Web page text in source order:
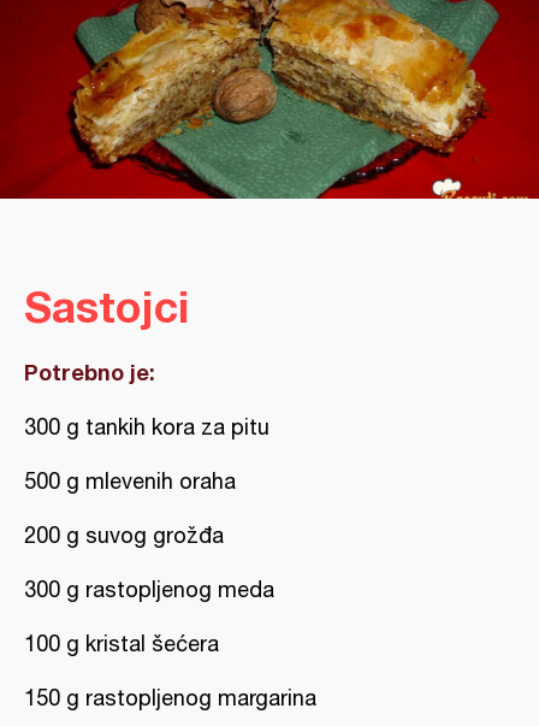
Sastojci
Potrebno je:
300 g tankih kora za pitu
500 g mlevenih oraha
200 g suvog grožđa
300 g rastopljenog meda
100 g kristal šećera
150 g rastopljenog margarina